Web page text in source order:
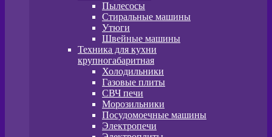
Пылeсосы
Стиральные машины
Утюги
Швейные машины
Техника для кухни
крупногабаритная
Холодильники
Газовые плиты
СВЧ печи
Морозильники
Посудомоечные машины
Электропечи